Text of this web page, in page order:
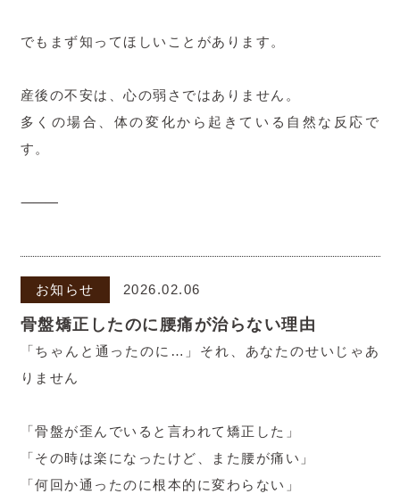
でもまず知ってほしいことがあります。
産後の不安は、心の弱さではありません。
多くの場合、体の変化から起きている自然な反応で
す。
⸻
お知らせ 2026.02.06
骨盤矯正したのに腰痛が治らない理由
「ちゃんと通ったのに…」それ、あなたのせいじゃあ
りません
「骨盤が歪んでいると言われて矯正した」
「その時は楽になったけど、また腰が痛い」
「何回か通ったのに根本的に変わらない」